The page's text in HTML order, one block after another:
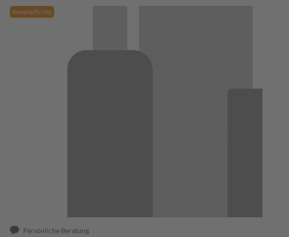
Rezeptpflichtig
Persönliche Beratung